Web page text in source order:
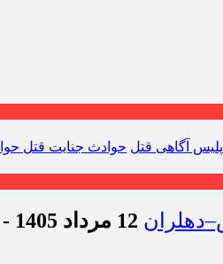
پلیس آگاهی قتل حوادث جنایت قتل
12 مرداد 1405 - 11:54